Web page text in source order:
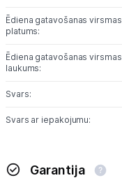
Ēdiena gatavošanas virsmas
platums:
Ēdiena gatavošanas virsmas
laukums:
Svars:
Svars ar iepakojumu:
Garantija